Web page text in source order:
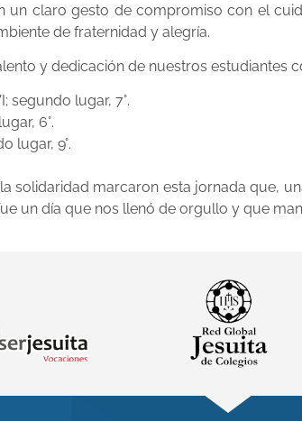
un claro gesto de compromiso con el
de fraternidad y alegría.
y dedicación de nuestros estudiantes
segundo lugar, 7°.
6°.
lugar, 9°.
solidaridad marcaron esta jornada que,
un día que nos llenó de orgullo y que